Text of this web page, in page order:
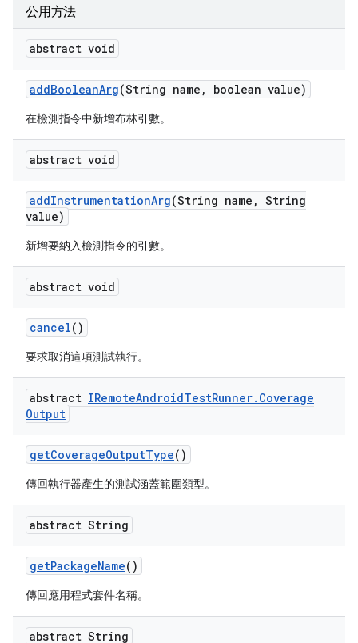
公用方法
abstract void
addBooleanArg(String name , boolean value)
在檢測指令中新增布林引數。
abstract void
addInstrumentationArg(String name , String
value)
新增要納入檢測指令的引數。
abstract void
cancel()
要求取消這項測試執行。
abstract IRemoteAndroidTestRunner. Coverage
Output
getCoverageOutputType()
傳回執行器產生的測試涵蓋範圍類型。
abstract String
getPackageName()
傳回應用程式套件名稱。
abstract String